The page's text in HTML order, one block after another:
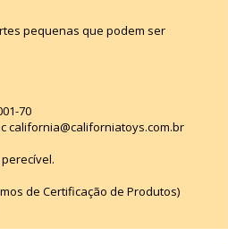
pequenas que podem ser
70
california@californiatoys.com.br
de Certificação de Produtos)